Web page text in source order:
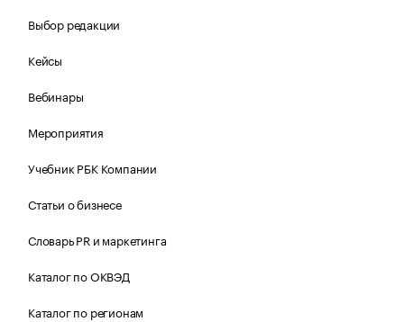
Выбор редакции
Кейсы
Вебинары
Мероприятия
Учебник РБК Компании
Статьи о бизнесе
Словарь PR и маркетинга
Каталог по ОКВЭД
Каталог по регионам